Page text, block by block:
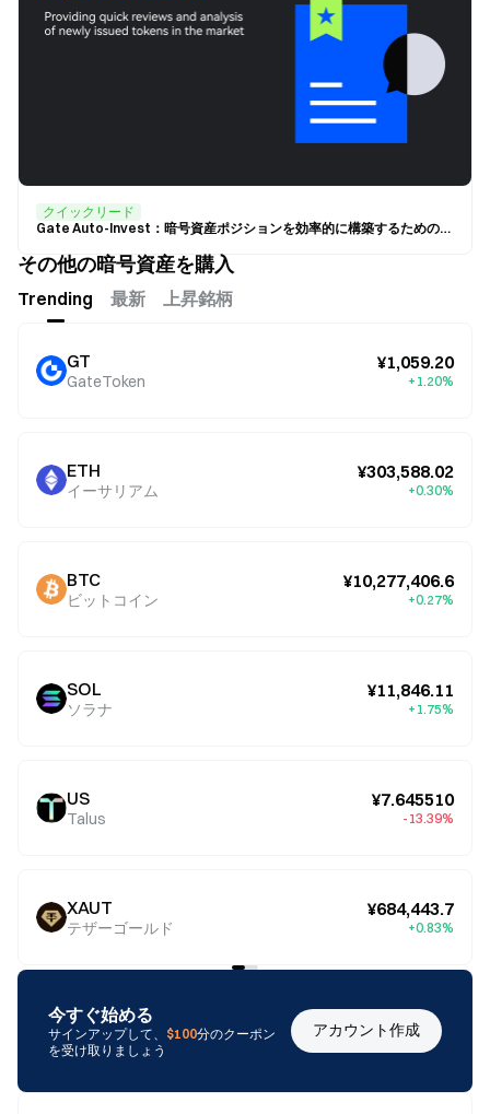
クイックリード
Gate Auto-Invest：暗号資産ポジションを効率的に構築するためのスマートな選択
その他の暗号資産を購入
Trending 最新 上昇銘柄
GT
GateToken
¥1,059.20
+1.20%
ETH
イーサリアム
¥303,588.02
+0.30%
BTC
ビットコイン
¥10,277,406.6
+0.27%
SOL
ソラナ
¥11,846.11
+1.75%
US
Talus
¥7.645510
-13.39%
XAUT
テザーゴールド
¥684,443.7
+0.83%
今すぐ始める
サインアップして、 $100分のクーポン
を受け取りましょう
アカウント作成